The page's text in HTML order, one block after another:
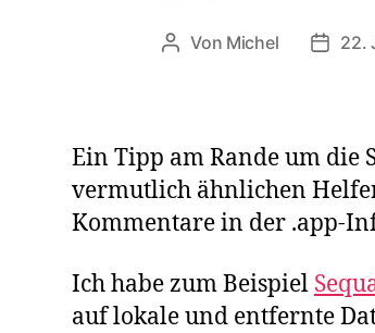
Beitragsautor
Von Michel 22.
Ein Tipp am Rande um die
vermutlich ähnlichen
Kommentare in der .app-
Ich habe zum Beispiel
auf lokale und entfernte